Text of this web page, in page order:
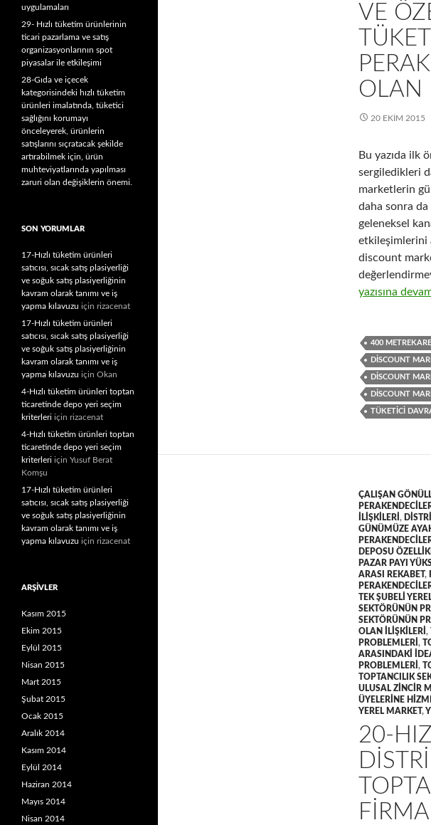
VE
OLAN
20 EKIM 2015
Bu yazıda ilk
sergiledikleri
marketlerin
daha sonra
geleneksel
etkileşimlerini
discount
31-Discount
yazısına
400
DISCOUNT
DISCOUNT
DISCOUNT
TÜKETICI
ÇALIŞAN
ILIŞKILERI ,
GÜNÜMÜZE
DEPOSU
PAZAR PAYI
ARASI REKABET,
TEK ŞUBELI
SEKTÖRÜNÜN
SEKTÖRÜNÜN
OLAN ILIŞKILERI ,
PROBLEMLERI ,
ARASINDAKI
PROBLEMLERI ,
TOPTANCILIK
ULUSAL ZINCIR
ÜYELERINE
YEREL MARKET,
20-
uygulamaları
29- Hızlı tüketim ürünlerinin
ticari pazarlama ve satış
organizasyonlarının spot
piyasalar ile etkileşimi
28-Gıda ve içecek
kategorisindeki hızlı tüketim
ürünleri imalatında, tüketici
sağlığını korumayı
önceleyerek, ürünlerin
satışlarını sıçratacak şekilde
artırabilmek için, ürün
muhteviyatlarında yapılması
zaruri olan değişiklerin önemi.
SON YORUMLAR
17-Hızlı tüketim ürünleri
satıcısı, sıcak satış plasiyerliği
ve soğuk satış plasiyerliğinin
kavram olarak tanımı ve iş
yapma kılavuzu için rizacenat
17-Hızlı tüketim ürünleri
satıcısı, sıcak satış plasiyerliği
ve soğuk satış plasiyerliğinin
kavram olarak tanımı ve iş
yapma kılavuzu için Okan
4-Hızlı tüketim ürünleri toptan
ticaretinde depo yeri seçim
kriterleri için rizacenat
4-Hızlı tüketim ürünleri toptan
ticaretinde depo yeri seçim
kriterleri için Yusuf Berat
Komşu
17-Hızlı tüketim ürünleri
satıcısı, sıcak satış plasiyerliği
ve soğuk satış plasiyerliğinin
kavram olarak tanımı ve iş
yapma kılavuzu için rizacenat
ARŞIVLER
Kasım 2015
Ekim 2015
Eylül 2015
Nisan 2015
Mart 2015
Şubat 2015
Ocak 2015
Aralık 2014
Kasım 2014
Eylül 2014
Haziran 2014
Mayıs 2014
Nisan 2014